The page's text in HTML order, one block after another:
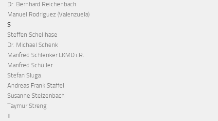
Dr. Bernhard Reichenbach
Manuel Rodriguez (Valenzuela)
S
Steffen Schellhase
Dr. Michael Schenk
Manfred Schlenker LKMD i.R.
Manfred Schüller
Stefan Sluga
Andreas Frank Staffel
Susanne Stelzenbach
Taymur Streng
T